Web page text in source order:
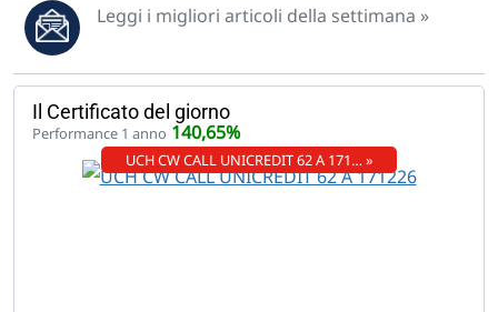
Leggi i migliori articoli della settimana »
Il Certificato del giorno
Performance 1 anno 140,65%
UCH CW CALL UNICREDIT 62 A 171… »